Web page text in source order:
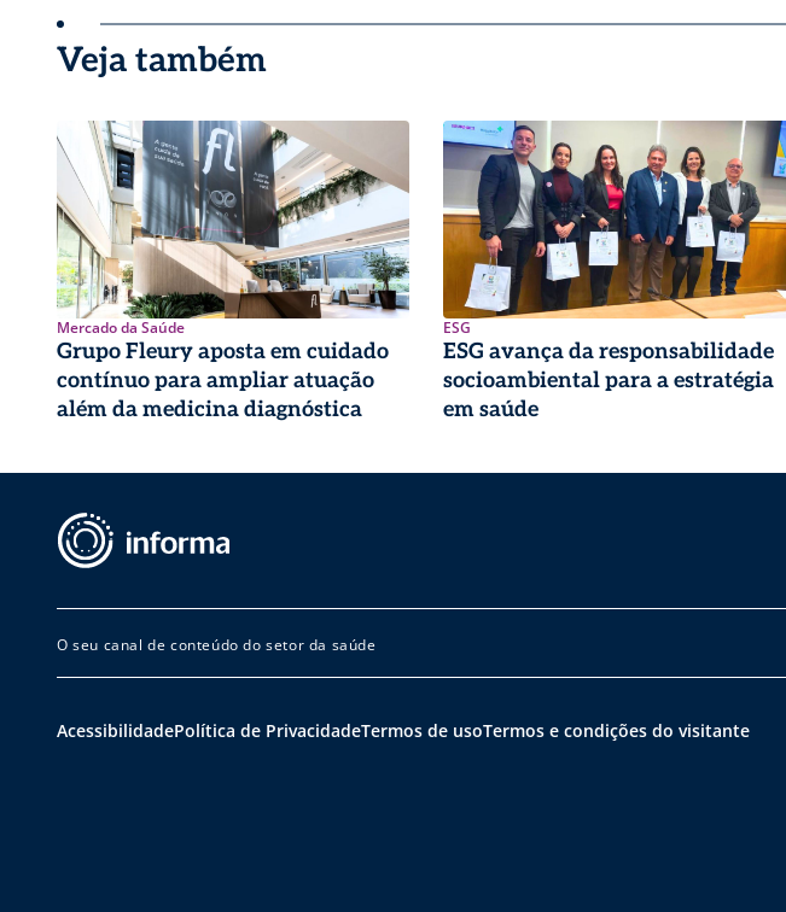
Veja também
Mercado da Saúde
Grupo Fleury aposta em cuidado
contínuo para ampliar atuação
além da medicina diagnóstica
ESG
ESG avança da responsabilidade
socioambiental para a estratégia
em saúde
O seu canal de conteúdo do setor da saúde
AcessibilidadePolítica de PrivacidadeTermos de usoTermos e condições do visitante